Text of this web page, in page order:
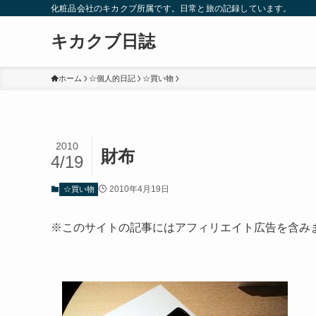
化粧品会社のキカクブ所属です。日常と旅の記録しています。
キカクブ日誌
ホーム ☆個人的日記 ☆買い物
財布
2010
4/19
☆買い物 2010年4月19日
※このサイトの記事にはアフィリエイト広告を含み